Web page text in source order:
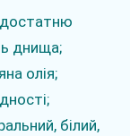
днища;
олія;
білий,